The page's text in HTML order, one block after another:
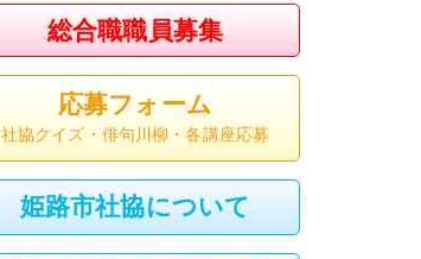
総合職職員募集
応募フォーム
社協クイズ・俳句川柳・各講座応募
姫路市社協について